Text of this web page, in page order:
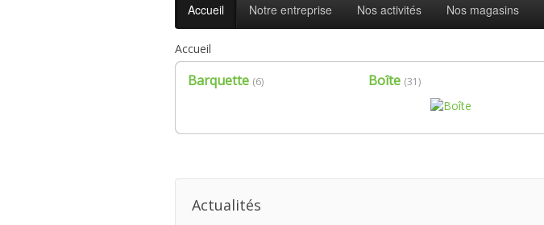
Accueil Notre entreprise Nos activités Nos magasins
Accueil
Barquette (6) Boîte (31)
Actualités